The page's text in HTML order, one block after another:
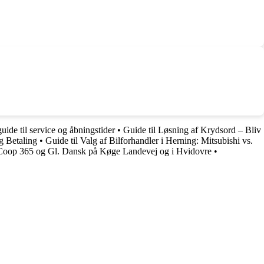
til service og åbningstider• Guide til Løsning af Krydsord – Bliv
Betaling • Guide til Valg af Bilforhandler i Herning: Mitsubishi vs.
365 og Gl. Dansk på Køge Landevej og i Hvidovre •